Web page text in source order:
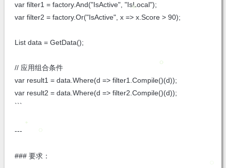
var filter1 = factory.And("IsActive", "IsLocal");
var filter2 = factory.Or("IsActive", x => x.Score > 90);
Listdata = GetData();
// 应用组合条件
var result1 = data.Where(d => filter1.Compile()(d));
var result2 = data.Where(d => filter2.Compile()(d));
```
---
### 要求：